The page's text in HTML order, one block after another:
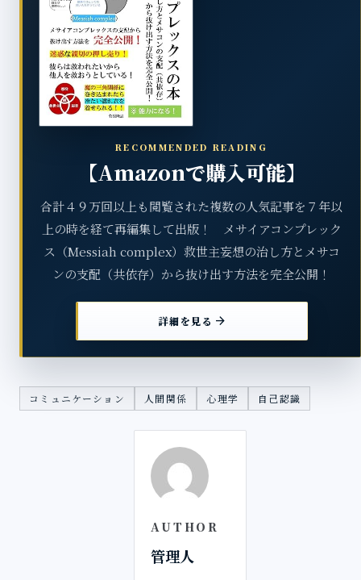
RECOMMENDED READING
【Amazonで購入可能】
合計４９万回以上も閲覧された複数の人気記事を７年以
上の時を経て再編集して出版！ メサイアコンプレック
ス（Messiah complex）救世主妄想の治し方とメサコ
ンの支配（共依存）から抜け出す方法を完全公開！
詳細を見る arrow_forward
コミュニケーション 人間関係 心理学 自己認識
AUTHOR
管理人